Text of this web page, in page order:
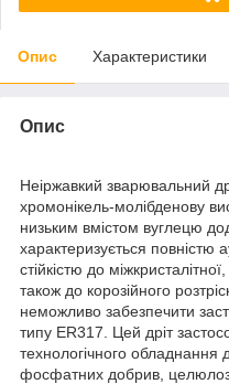
Опис Характеристики
Опис
Неіржавкий зварювальний
хромонікель-молібденову
низьким вмістом вуглецю
характеризується повністю
стійкістю до
також до корозійного
неможливо забезпечити
типу ER317. Цей дріт
технологічного
фосфатних добрив,